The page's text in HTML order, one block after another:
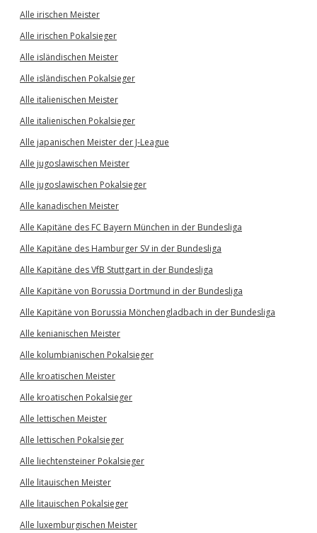
Alle irischen Meister
Alle irischen Pokalsieger
Alle isländischen Meister
Alle isländischen Pokalsieger
Alle italienischen Meister
Alle italienischen Pokalsieger
Alle japanischen Meister der J-League
Alle jugoslawischen Meister
Alle jugoslawischen Pokalsieger
Alle kanadischen Meister
Alle Kapitäne des FC Bayern München in der Bundesliga
Alle Kapitäne des Hamburger SV in der Bundesliga
Alle Kapitäne des VfB Stuttgart in der Bundesliga
Alle Kapitäne von Borussia Dortmund in der Bundesliga
Alle Kapitäne von Borussia Mönchengladbach in der Bundesliga
Alle kenianischen Meister
Alle kolumbianischen Pokalsieger
Alle kroatischen Meister
Alle kroatischen Pokalsieger
Alle lettischen Meister
Alle lettischen Pokalsieger
Alle liechtensteiner Pokalsieger
Alle litauischen Meister
Alle litauischen Pokalsieger
Alle luxemburgischen Meister